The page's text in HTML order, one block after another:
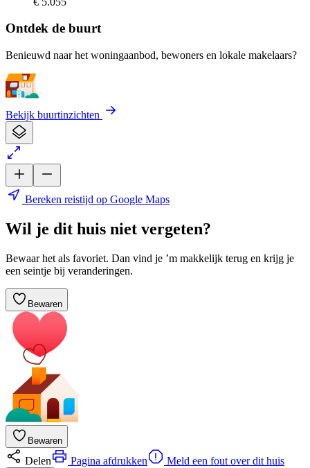
Ontdek de buurt
Benieuwd naar het woningaanbod, bewoners en lokale makelaars?
Bekijk buurtinzichten
Bereken reistijd op Google Maps
Wil je dit huis niet vergeten?
Bewaar het als favoriet. Dan vind je ’m makkelijk terug en krijg je
een seintje bij veranderingen.
Bewaren
Bewaren
Delen Pagina afdrukken Meld een fout over dit huis